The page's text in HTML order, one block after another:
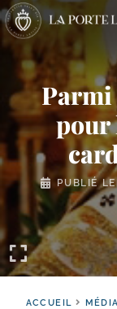
Parmi
pour
PUBLIÉ
ACCUEIL